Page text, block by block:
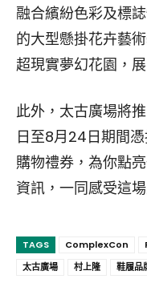
融合繽紛色彩及標
的大型懸掛花卉藝
超現實夢幻花園，
此外，太古廣場將
日至8月24日期間
購物禮券，為你點
資訊，一同感受這
TAGS ComplexCon
太古廣場
村上隆 鞋履品